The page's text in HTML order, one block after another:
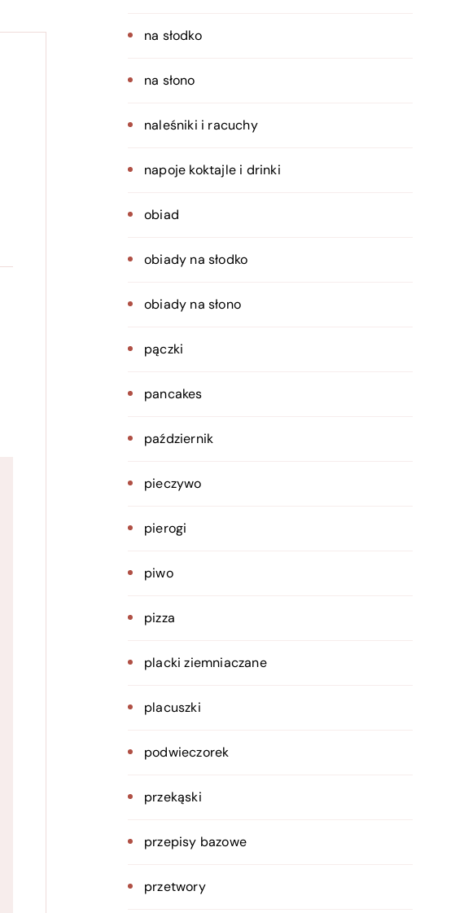
na słodko
na słono
naleśniki i racuchy
napoje koktajle i drinki
obiad
obiady na słodko
obiady na słono
pączki
pancakes
październik
pieczywo
pierogi
piwo
pizza
placki ziemniaczane
placuszki
podwieczorek
przekąski
przepisy bazowe
przetwory